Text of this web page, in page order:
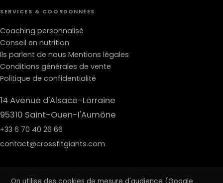
SERVICES & COORDONNÉES
Coaching personnalisé
Conseil en nutrition
Ils parlent de nous Mentions légales
Conditions générales de vente
Politique de confidentialité
14 Avenue d'Alsace-Lorraine
95310 Saint-Ouen-l'Aumône
+33 6 70 40 26 66
contact@crossfitgiants.com